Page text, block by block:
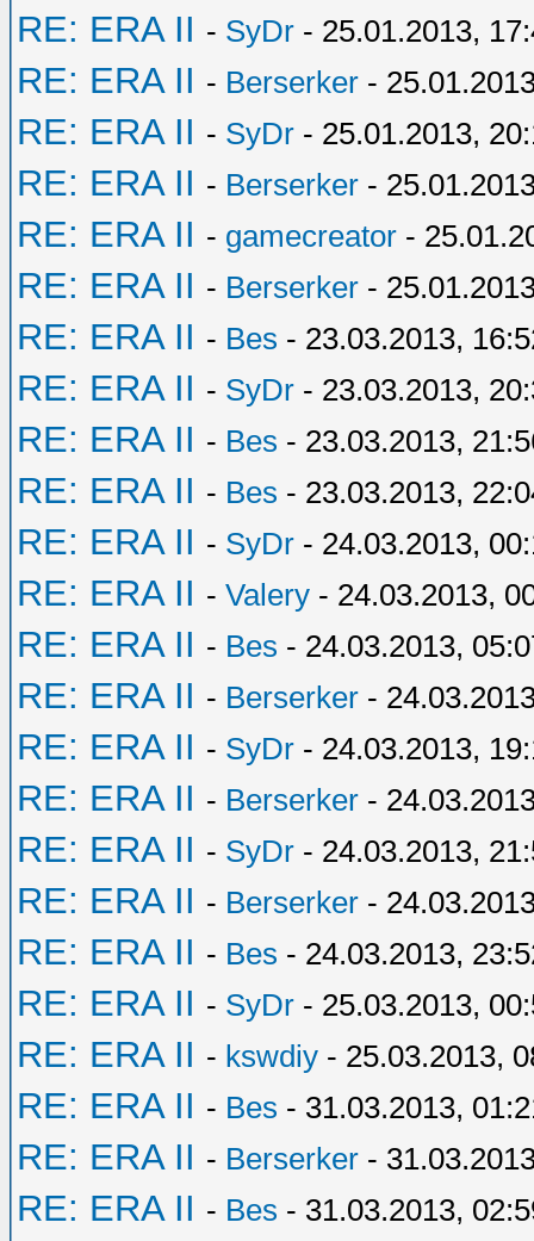
RE: ERA II - SyDr - 25.01.2013,
RE: ERA II - Berserker -
RE: ERA II - SyDr - 25.01.2013,
RE: ERA II - Berserker -
RE: ERA II - gamecreator -
RE: ERA II - Berserker -
RE: ERA II - Bes - 23.03.2013,
RE: ERA II - SyDr - 23.03.2013,
RE: ERA II - Bes - 23.03.2013,
RE: ERA II - Bes - 23.03.2013,
RE: ERA II - SyDr - 24.03.2013,
RE: ERA II - Valery - 24.03.2013,
RE: ERA II - Bes - 24.03.2013,
RE: ERA II - Berserker -
RE: ERA II - SyDr - 24.03.2013,
RE: ERA II - Berserker -
RE: ERA II - SyDr - 24.03.2013,
RE: ERA II - Berserker -
RE: ERA II - Bes - 24.03.2013,
RE: ERA II - SyDr - 25.03.2013,
RE: ERA II - kswdiy - 25.03.2013,
RE: ERA II - Bes - 31.03.2013,
RE: ERA II - Berserker -
RE: ERA II - Bes - 31.03.2013,